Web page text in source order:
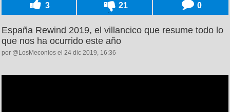
3 21 0
España Rewind 2019, el villancico que resume todo lo
que nos ha ocurrido este año
por @LosMeconios el 24 dic 2019, 16:36